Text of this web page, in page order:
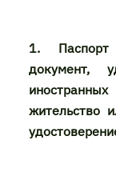
1. Паспорт
документ,
жительство